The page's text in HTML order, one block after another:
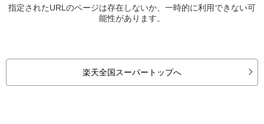
指定されたURLのページは存在しないか、一時的に利用できない可
能性があります。
楽天全国スーパートップへ